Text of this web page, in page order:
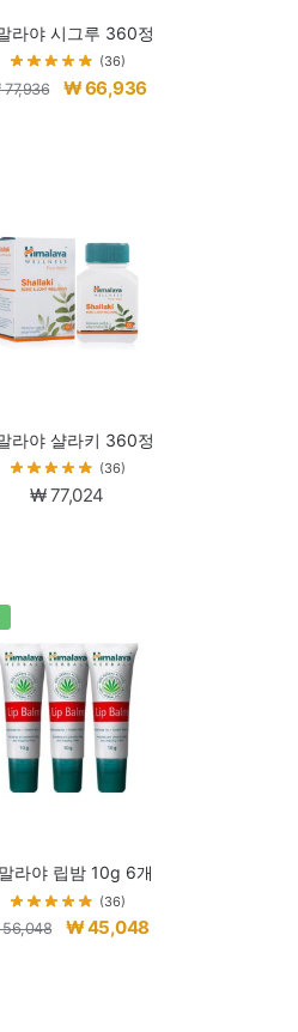
라야 시그루 360정
(36)
77,936
원
₩66,936현
라야 샬라키 360정
(36)
₩77,024
라야 립밤 10g 6개
(36)
원
₩45,048현